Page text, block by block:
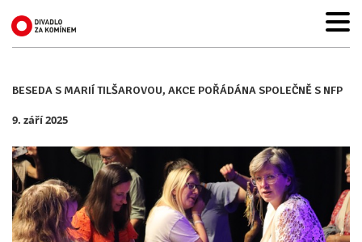
BESEDA S MARIÍ TILŠAROVOU, AKCE POŘÁDÁNA SPOLEČNĚ S NFP
9. září 2025